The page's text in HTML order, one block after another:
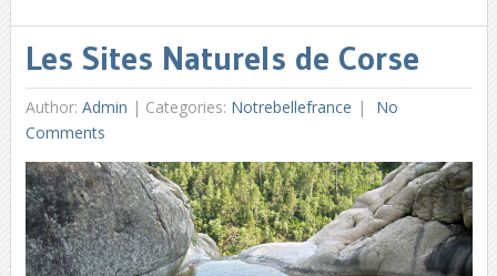
Les Sites Naturels de Corse
Author: Admin | Categories: Notrebellefrance
No
Comments